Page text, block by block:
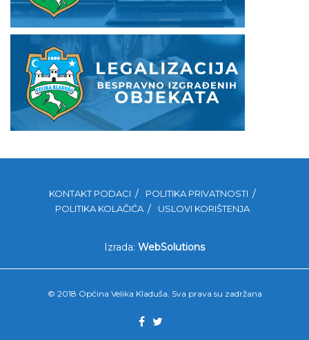
KONTAKT PODACI
POLITIKA PRIVATNOSTI
POLITIKA KOLAČIĆA
USLOVI KORIŠTENJA
Izrada: WebSolutions
© 2018 Općina Velika Kladuša. Sva prava su zadržana